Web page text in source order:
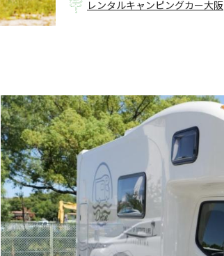
レンタルキャンピングカー大阪